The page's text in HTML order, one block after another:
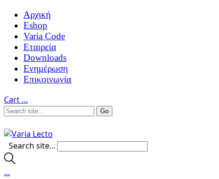
Αρχική
Eshop
Varia Code
Εταιρεία
Downloads
Ενημέρωση
Επικοινωνία
Cart …
Search site...
…